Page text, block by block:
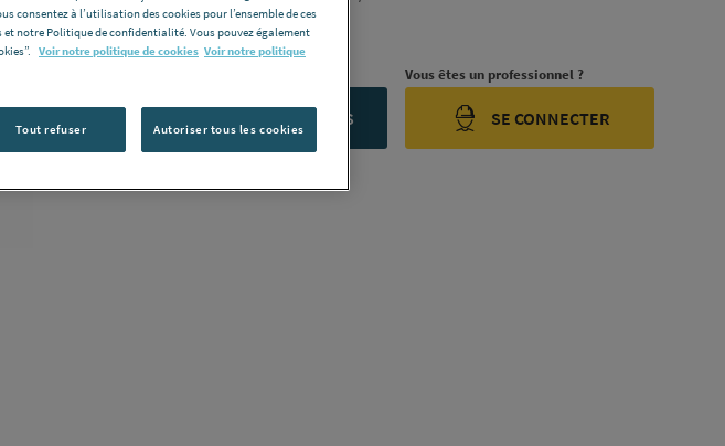
Voir la description complète
CONTACTEZ-NOUS
Vous êtes un professionnel ?
SE CONNECTER
consentez à l’utilisation des cookies pour l’ensemble de ces
notre Politique de confidentialité. Vous pouvez également
Voir notre politique de cookies Voir notre politique
Tout refuser Autoriser tous les cookies